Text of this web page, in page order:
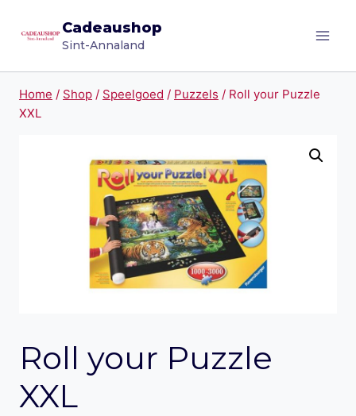
naar
Cadeaushop
Sint-Annaland
Home / Shop / Speelgoed / Puzzels / Roll your Puzzle
XXL
Roll your Puzzle
XXL